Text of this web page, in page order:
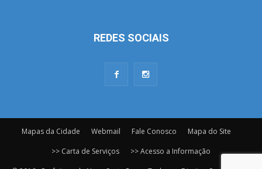
REDES SOCIAIS
Mapas da Cidade Webmail Fale Conosco
Mapa do Site
>> Carta de Serviços
>> Acesso a Informação